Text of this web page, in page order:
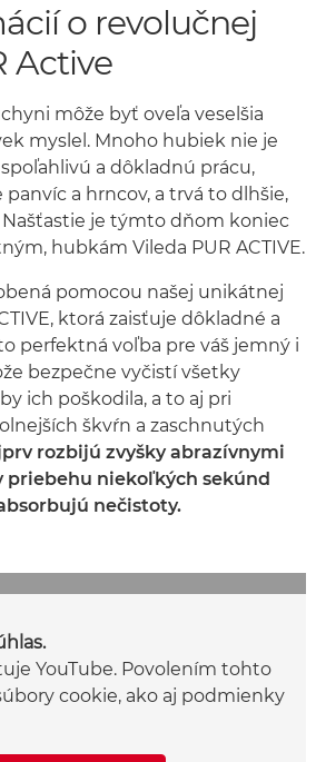
o revolučnej
Active
môže byť oveľa veselšia
myslel. Mnoho hubiek nie je
a dôkladnú prácu,
a hrncov, a trvá to dlhšie,
Našťastie je týmto dňom koniec
hubkám Vileda PUR ACTIVE.
pomocou našej unikátnej
ktorá zaisťuje dôkladné a
perfektná voľba pre váš jemný i
bezpečne vyčistí všetky
ich poškodila, a to aj pri
škvŕn a zaschnutých
rozbijú zvyšky abrazívnymi
priebehu niekoľkých sekúnd
nečistoty.
YouTube. Povolením tohto
cookie, ako aj podmienky